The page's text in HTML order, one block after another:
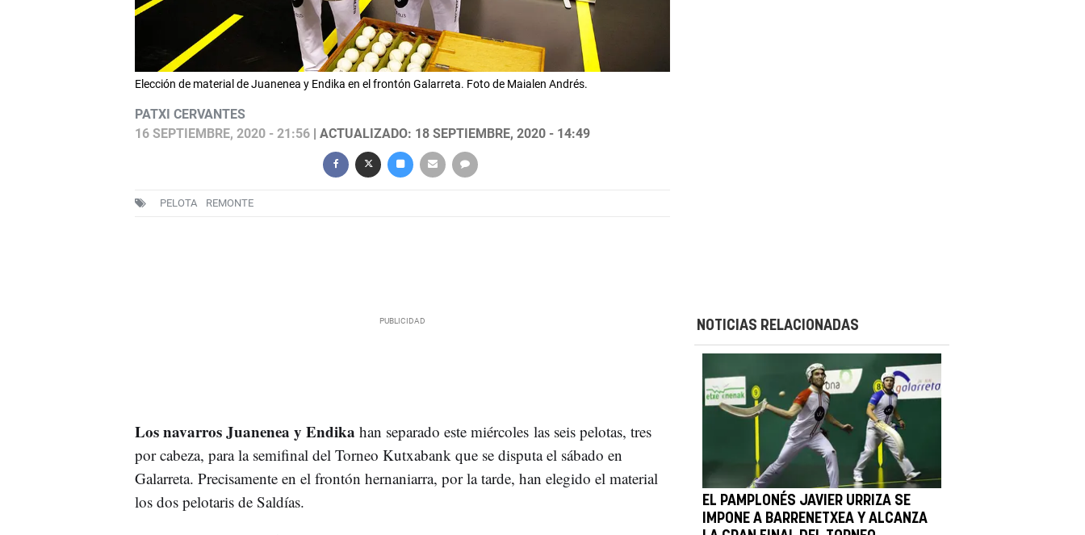
Elección de material de Juanenea y Endika en el frontón Galarreta. Foto de Maialen Andrés.
PATXI CERVANTES
16 SEPTIEMBRE, 2020 - 21:56| ACTUALIZADO: 18 SEPTIEMBRE, 2020 - 14:49
PELOTA REMONTE
Los navarros Juanenea y Endika han separado este miércoles las seis pelotas, tres
por cabeza, para la semifinal del Torneo Kutxabank que se disputa el sábado en
Galarreta. Precisamente en el frontón hernaniarra, por la tarde, han elegido el material
los dos pelotaris de Saldías.
NOTICIAS RELACIONADAS
EL PAMPLONÉS JAVIER URRIZA SE
IMPONE A BARRENETXEA Y ALCANZA